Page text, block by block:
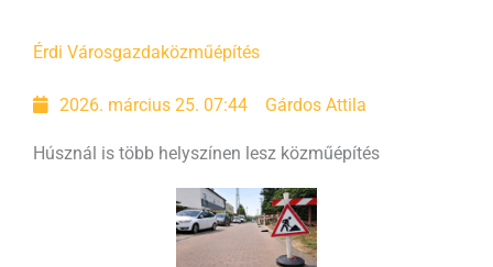
Érdi Városgazdaközműépítés
2026. március 25. 07:44 Gárdos Attila
Húsznál is több helyszínen lesz közműépítés